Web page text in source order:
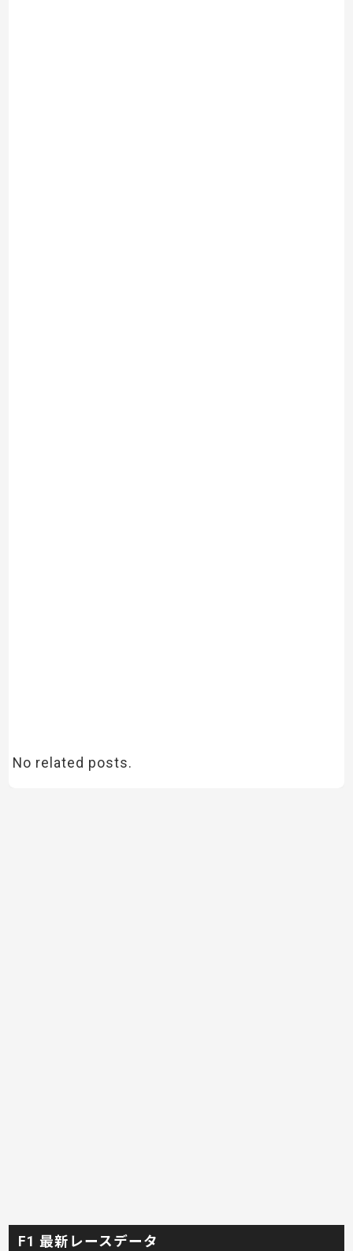
No related posts.
F1 最新レースデータ